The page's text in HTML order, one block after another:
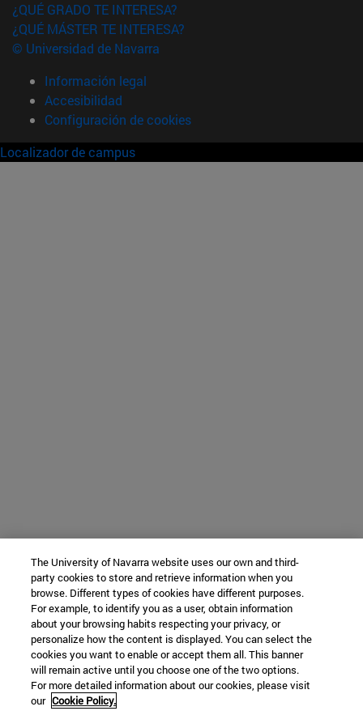
¿QUÉ GRADO TE INTERESA?
¿QUÉ MÁSTER TE INTERESA?
© Universidad de Navarra
Información legal
Accesibilidad
Configuración de cookies
Localizador de campus
The University of Navarra website uses our own and third-
party cookies to store and retrieve information when you
browse. Different types of cookies have different purposes.
For example, to identify you as a user, obtain information
about your browsing habits respecting your privacy, or
personalize how the content is displayed. You can select the
cookies you want to enable or accept them all. This banner
will remain active until you choose one of the two options.
For more detailed information about our cookies, please visit
our Cookie Policy.